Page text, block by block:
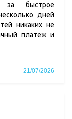
за быстрое
дней
никаких не
платеж и
21/07/2026